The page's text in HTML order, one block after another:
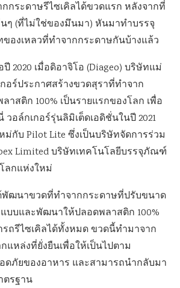
กระดาษรีไซเคิลได้ขวดแรก หลังจากที่
ๆ (ที่ไม่ใช่ของมึนมา) หันมาทำบรรจุ
องเหลวที่ทำจากกระดาษกันบ้างแล้ว
2020 เมื่อดิอาจิโอ (Diageo) บริษัทแม่
อร์ประกาศสร้างขวดสุราที่ทำจาก
าสติก 100% เป็นรายแรกของโลก เพื่อ
อล์กเกอร์รุ่นลิมิเต็ดเอดิชั่นในปี 2021
กับ Pilot Lite ซึ่งเป็นบริษัทจัดการร่วม
Limited บริษัทเทคโนโลยีบรรจุภัณฑ์
ลกแห่งใหม่
พัฒนาขวดที่ทำจากกระดาษที่ปรับขนาด
แบบและพัฒนาให้ปลอดพลาสติก 100%
ถรีไซเคิลได้ทั้งหมด ขวดนี้ทำมาจาก
แหล่งที่ยั่งยืนเพื่อให้เป็นไปตาม
ดภัยของอาหาร และสามารถนำกลับมา
ตรฐาน